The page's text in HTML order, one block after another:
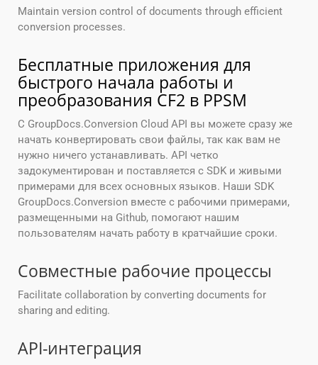
Maintain version control of documents through efficient
conversion processes.
Бесплатные приложения для
быстрого начала работы и
преобразования CF2 в PPSM
С GroupDocs.Conversion Cloud API вы можете сразу же
начать конвертировать свои файлы, так как вам не
нужно ничего устанавливать. API четко
задокументирован и поставляется с SDK и живыми
примерами для всех основных языков. Наши SDK
GroupDocs.Conversion вместе с рабочими примерами,
размещенными на Github, помогают нашим
пользователям начать работу в кратчайшие сроки.
Совместные рабочие процессы
Facilitate collaboration by converting documents for
sharing and editing.
API-интеграция